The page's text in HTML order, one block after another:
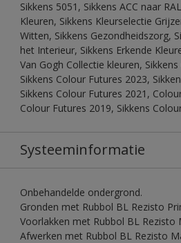
Sikkens 5051, Sikkens ACC naar
Kleuren, Sikkens Kleurselectie
Witten, Sikkens Gezondheidszorg,
het Interieur, Sikkens Erkende
Van Gogh Collectie kleuren,
Sikkens Colour Futures 2023,
Sikkens Colour Futures 2021,
Colour Futures 2019, Sikkens
Systeeminformatie
Onbehandelde ondergrond.
Gronden met Rubbol BL Rezisto
Voorlakken met Rubbol BL Rezisto
Afwerken met Rubbol BL Rezisto